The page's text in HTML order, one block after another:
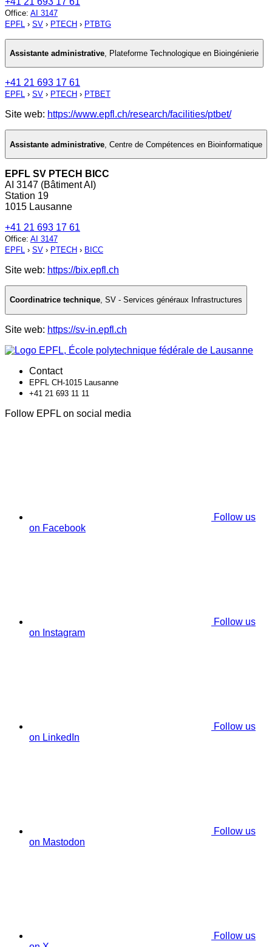
Office: AI 3147
EPFL › SV › PTECH › PTBTG
Assistante administrative, Plateforme Technologique en Bioingénierie
+41 21 693 17 61
EPFL › SV › PTECH › PTBET
Site web: https://www.epfl.ch/research/facilities/ptbet/
Assistante administrative Centre de Compétences en Bioinformatique
EPFL SV PTECH BICC
AI 3147 (Bâtiment AI)
Station 19
1015 Lausanne
+41 21 693 17 61
Office: AI 3147
EPFL › SV › PTECH › BICC
Site web: https://bix.epfl.ch
Coordinatrice technique, SV - Services généraux Infrastructures
Site web: https://sv-in.epfl.ch
Contact
EPFL CH-1015 Lausanne
+41 21 693 11 11
Follow EPFL on social media
Follow us
on Facebook
Follow us
on Instagram
Follow us
on LinkedIn
Follow us
on Mastodon
Follow us